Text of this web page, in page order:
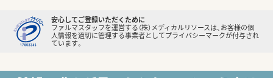
安心してご登録いただくために
ファルマスタッフを運営する（株）メディカルリソースは、お客様の個
人情報を適切に管理する事業者としてプライバシーマークが付与され
ています。